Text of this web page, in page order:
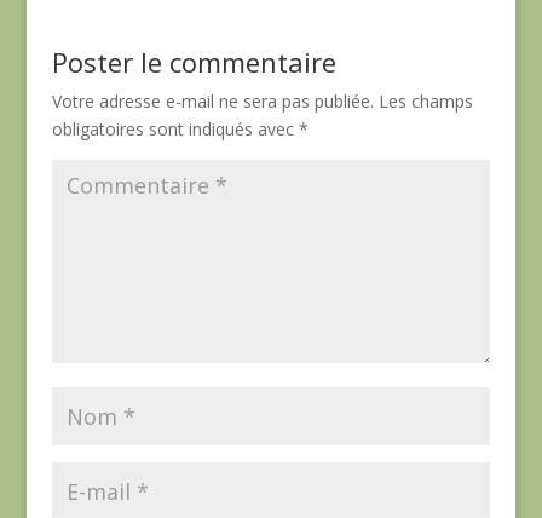
Poster le commentaire
Votre adresse e-mail ne sera pas publiée. Les champs
obligatoires sont indiqués avec *